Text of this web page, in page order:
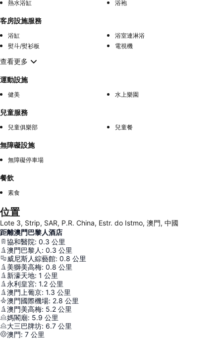
熱水浴缸 浴袍
客房設施服務
浴缸
浴室連淋浴
熨斗/熨衫板
電視機
查看更多
運動設施
健美 水上樂園
兒童服務
兒童俱樂部 兒童餐
無障礙設施
無障礙停車場
餐飲
素食
位置
Lote 3, Strip, SAR, P.R. China, Estr. do Istmo, 澳門, 中國
距離澳門巴黎人酒店
協和醫院: 0.3 公里
澳門巴黎人 : 0.3 公里
威尼斯人綜藝館: 0.8 公里
美獅美高梅: 0.8 公里
新濠天地: 1 公里
永利皇宮: 1.2 公里
澳門上葡京: 1.3 公里
澳門國際機場: 2.8 公里
澳門美高梅: 5.2 公里
媽閣廟: 5.9 公里
大三巴牌坊: 6.7 公里
澳門: 7 公里